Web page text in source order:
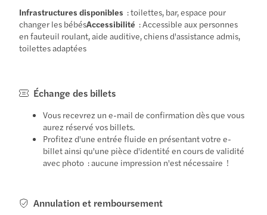
Infrastructures disponibles : toilettes, bar, espace pour
changer les bébésAccessibilité : Accessible aux personnes
en fauteuil roulant, aide auditive, chiens d'assistance admis,
toilettes adaptées
Échange des billets
Vous recevrez un e-mail de confirmation dès que vous
aurez réservé vos billets.
Profitez d'une entrée fluide en présentant votre e-
billet ainsi qu'une pièce d'identité en cours de validité
avec photo : aucune impression n'est nécessaire !
Annulation et remboursement